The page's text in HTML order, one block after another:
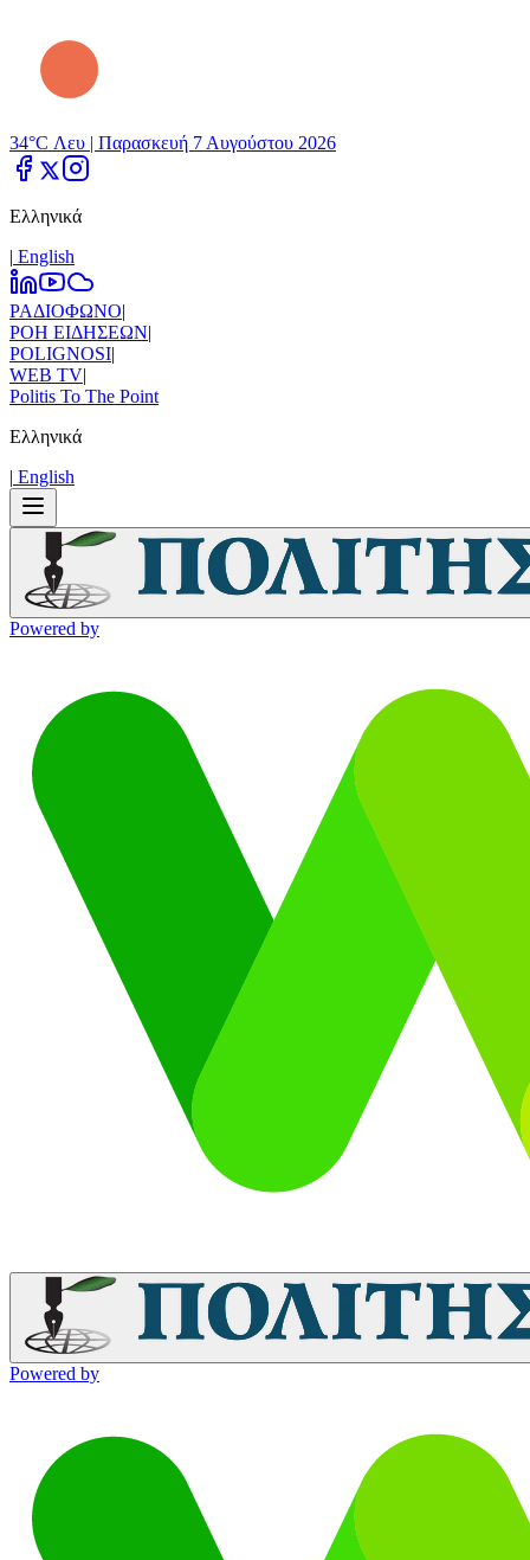
34°C Λευ | Παρασκευή 7 Αυγούστου 2026
Ελληνικά
| Εnglish
ΡΑΔΙΟΦΩΝΟ|
ΡΟΗ ΕΙΔΗΣΕΩΝ|
POLIGNOSI|
WEB TV|
Politis To The Point
Ελληνικά
| Εnglish
Powered by
Powered by